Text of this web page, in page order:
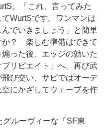
。「これ、言ってみた
WurtSです。ワンマンは
でいきましょう」と簡単
か？ 楽しむ準備はできて
った後、エッジの効いた
リビエイト」へ。再び武
び交い、サビではオーデ
にかざしてウェーブを作
ルーヴィーな「SF東